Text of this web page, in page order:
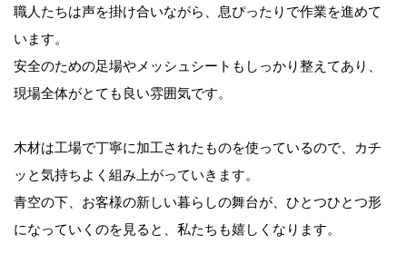
職人たちは声を掛け合いながら、息ぴったりで作業を進めて
います。
安全のための足場やメッシュシートもしっかり整えてあり、
現場全体がとても良い雰囲気です。
木材は工場で丁寧に加工されたものを使っているので、カチ
ッと気持ちよく組み上がっていきます。
青空の下、お客様の新しい暮らしの舞台が、ひとつひとつ形
になっていくのを見ると、私たちも嬉しくなります。